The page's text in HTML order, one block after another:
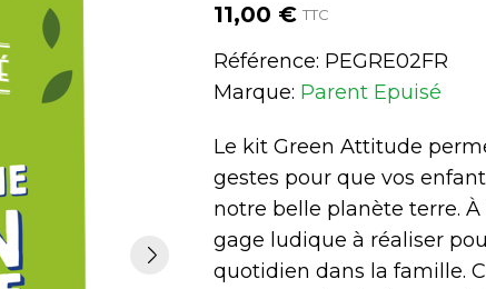
11,00 € TTC
Référence: PEGRE02FR
Marque: Parent Epuisé
Le kit Green Attitude
gestes pour que vos
notre belle planète terre.
gage ludique à réaliser
quotidien dans la famille.